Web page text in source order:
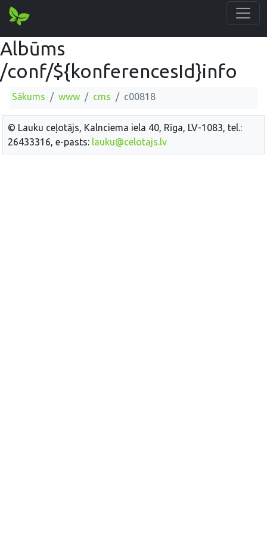
Albūms
/conf/${konferencesId}info
Sākums www cms c00818
© Lauku ceļotājs, Kalnciema iela 40, Rīga, LV-1083, tel.:
26433316, e-pasts: lauku@celotajs.lv